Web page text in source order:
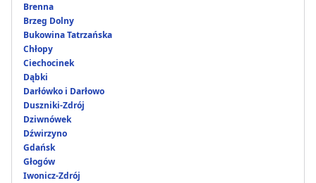
Brenna
Brzeg Dolny
Bukowina Tatrzańska
Chłopy
Ciechocinek
Dąbki
Darłówko i Darłowo
Duszniki-Zdrój
Dziwnówek
Dźwirzyno
Gdańsk
Głogów
Iwonicz-Zdrój